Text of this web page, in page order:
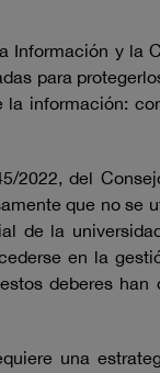
y la
para
información:
2022, del
que no
de la
en la
deberes
una